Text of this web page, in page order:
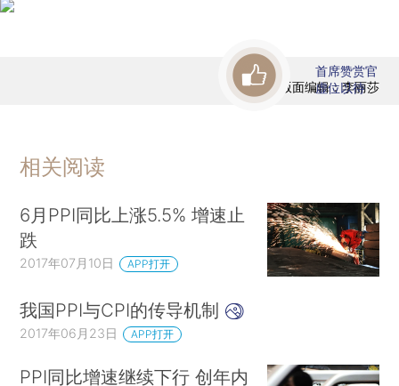
版面编辑：李丽莎
首席赞赏官
虚位以待
相关阅读
6月PPI同比上涨5.5% 增速止
跌
2017年07月10日 APP打开
我国PPI与CPI的传导机制
2017年06月23日 APP打开
PPI同比增速继续下行 创年内